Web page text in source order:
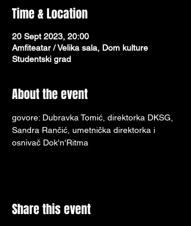
Time & Location
20 Sept 2023, 20:00
Amfiteatar / Velika sala, Dom kulture
Studentski grad
About the event
govore: Dubravka Tomić, direktorka DKSG,
Sandra Rančić, umetnička direktorka i
osnivač Dok'n'Ritma
Share this event